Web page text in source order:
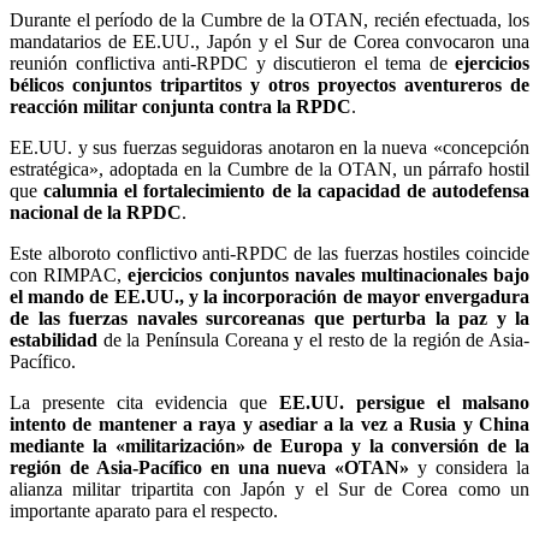
Durante el período de la Cumbre de la OTAN, recién efectuada, los
mandatarios de EE.UU., Japón y el Sur de Corea convocaron una
reunión conflictiva anti-RPDC y discutieron el tema de ejercicios
bélicos conjuntos tripartitos y otros proyectos aventureros de
reacción militar conjunta contra la RPDC.
EE.UU. y sus fuerzas seguidoras anotaron en la nueva «concepción
estratégica», adoptada en la Cumbre de la OTAN, un párrafo hostil
quecalumnia el fortalecimiento de la capacidad de autodefensa
nacional de la RPDC.
Este alboroto conflictivo anti-RPDC de las fuerzas hostiles coincide
con RIMPAC,ejercicios conjuntos navales multinacionales bajo
el mando de EE.UU., y la incorporación de mayor envergadura
de las fuerzas navales surcoreanas que perturba la paz y la
estabilidad de la Península Coreana y el resto de la región de Asia-
Pacífico.
La presente cita evidencia que EE.UU. persigue el malsano
intento de mantener a raya y asediar a la vez a Rusia y China
mediante la «militarización» de Europa y la conversión de la
región de Asia-Pacífico en una nueva «OTAN» y considera la
alianza militar tripartita con Japón y el Sur de Corea como un
importante aparato para el respecto.